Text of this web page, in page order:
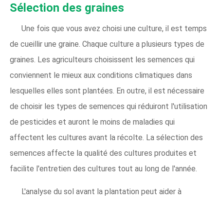
Sélection des graines
Une fois que vous avez choisi une culture, il est temps
de cueillir une graine. Chaque culture a plusieurs types de
graines. Les agriculteurs choisissent les semences qui
conviennent le mieux aux conditions climatiques dans
lesquelles elles sont plantées. En outre, il est nécessaire
de choisir les types de semences qui réduiront l'utilisation
de pesticides et auront le moins de maladies qui
affectent les cultures avant la récolte. La sélection des
semences affecte la qualité des cultures produites et
facilite l'entretien des cultures tout au long de l'année.
L'analyse du sol avant la plantation peut aider à